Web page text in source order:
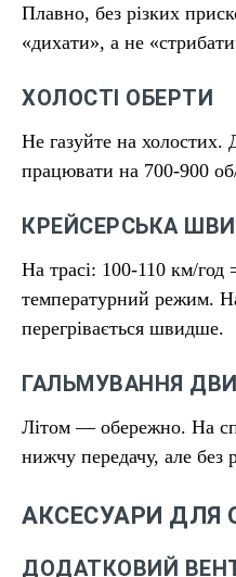
Плавно, без різких
«дихати», а не
ХОЛОСТІ ОБЕРТИ
Не газуйте на холостих.
працювати на 700-900
КРЕЙСЕРСЬКА
На трасі: 100-110 км/год
температурний режим.
перегрівається швидше.
ГАЛЬМУВАННЯ
Літом — обережно. На
нижчу передачу, але без
АКСЕСУАРИ ДЛЯ
ДОДАТКОВИЙ